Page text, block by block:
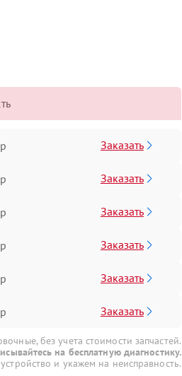
Заказать
Заказать
Заказать
Заказать
Заказать
Заказать
без учета стоимости запчастей.
на бесплатную диагностику.
и укажем на неисправность.